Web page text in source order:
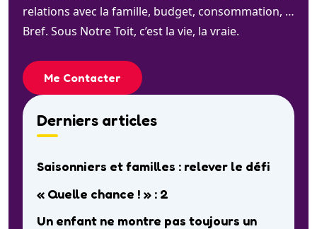
relations avec la famille, budget, consommation, …
Bref. Sous Notre Toit, c’est la vie, la vraie.
Me Contacter
Derniers articles
Saisonniers et familles : relever le défi
« Quelle chance ! » : 2
Un enfant ne montre pas toujours un